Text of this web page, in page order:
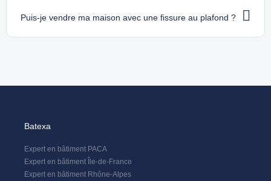
Puis-je vendre ma maison avec une fissure au plafond ?
Batexa
Expert en bâtiment PACA
Expert en bâtiment Île-de-France
Expert en bâtiment Rhône-Alpes